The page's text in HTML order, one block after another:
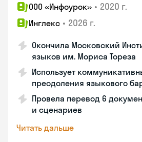
ООО «Инфоурок» • 2020 г.
Инглекс • 2026 г.
Окончила Московский
языков им. Мориса Тореза
Использует
преодоления языкового
Провела перевод 6
и сценариев
Читать дальше